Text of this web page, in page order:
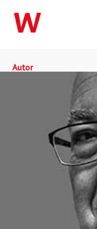
Autor